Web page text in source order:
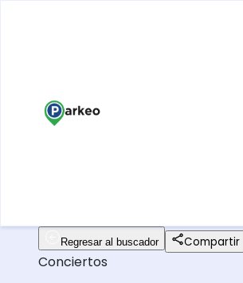
Regresar al buscador Compartir
Conciertos